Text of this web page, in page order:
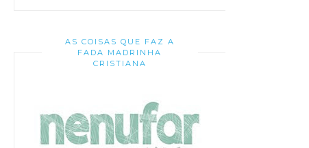
AS COISAS QUE FAZ A
FADA MADRINHA
CRISTIANA